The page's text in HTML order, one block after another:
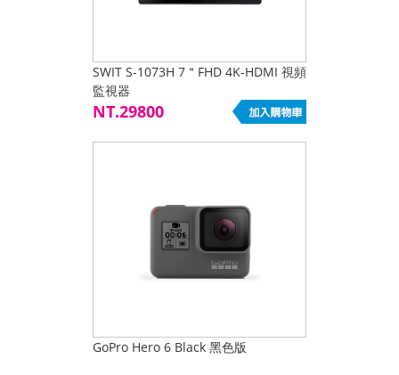
SWIT S-1073H 7＂FHD 4K-HDMI 視頻
監視器
NT.29800
GoPro Hero 6 Black 黑色版